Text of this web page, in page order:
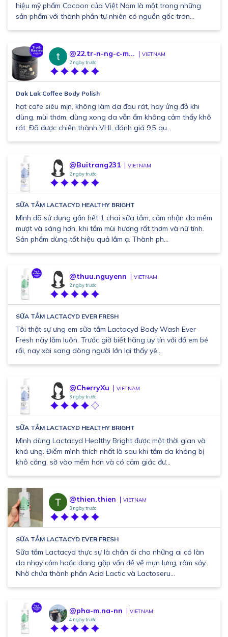
hiệu mỹ phẩm Cocoon của Việt Nam là một trong những
sản phẩm với thành phần tự nhiên có nguồn gốc tron...
@22.tr-n-ng-c-m... VIETNAM
2 ngày trước
Dak Lak Coffee Body Polish
hạt cafe siêu mịn, không làm da đau rát, hay ửng đỏ khi
dùng, mùi thơm, dùng xong da vẫn ẩm không cảm thấy khô
rát. Đã được chiến thành VHL đánh giá 9.5 qu...
@Buitrang231 VIETNAM
2 ngày trước
SỮA TẮM LACTACYD HEALTHY BRIGHT
Mình đã sử dụng gần hết 1 chai sữa tắm, cảm nhận da mềm
mượt và sáng hơn, khi tắm mùi hương rất thơm và nữ tính.
Sản phẩm dùng tốt hiệu quả lắm ạ. Thành ph...
@thuu.nguyenn VIETNAM
2 ngày trước
SỮA TẮM LACTACYD EVER FRESH
Tôi thật sự ưng em sữa tắm Lactacyd Body Wash Ever
Fresh này lắm luôn. Trước giờ biết hãng uy tín với đồ em bé
rồi, nay xài sang dòng người lớn lại thấy yê...
@CherryXu VIETNAM
3 ngày trước
SỮA TẮM LACTACYD HEALTHY BRIGHT
Mình dùng Lactacyd Healthy Bright được một thời gian và
khá ưng. Điểm mình thích nhất là sau khi tắm da không bị
khô căng, sờ vào mềm hơn và có cảm giác đư...
@thien.thien VIETNAM
3 ngày trước
SỮA TẮM LACTACYD EVER FRESH
Sữa tắm Lactacyd thực sự là chân ái cho những ai có làn
da nhạy cảm hoặc đang gặp vấn đề về mụn lưng, rôm sảy.
Nhờ chứa thành phần Acid Lactic và Lactoseru...
@pha-m.na-nn VIETNAM
4 ngày trước